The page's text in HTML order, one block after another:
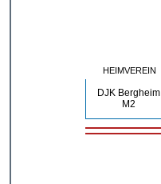
HEIMVEREIN
DJK Bergheim
M2